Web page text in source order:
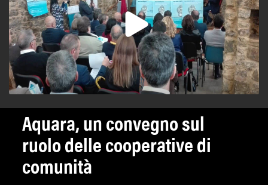
Aquara, un convegno sul
ruolo delle cooperative di
comunità